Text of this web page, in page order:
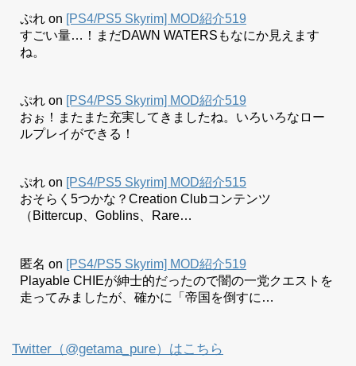
ぷれ on [PS4/PS5 Skyrim] MOD紹介519
すごい量…！まだDAWN WATERSもなにか見えます
ね。
ぷれ on [PS4/PS5 Skyrim] MOD紹介519
おぉ！またまた充実してきましたね。いろいろなロー
ルプレイができる！
ぷれ on [PS4/PS5 Skyrim] MOD紹介515
おそらく5つかな？Creation Clubコンテンツ
（Bittercup、Goblins、Rare…
匿名 on [PS4/PS5 Skyrim] MOD紹介519
Playable CHIEが紳士的だったので闇の一党クエストを
走ってみましたが、確かに「帝国を倒すに…
Twitter（@getama_pure）はこちら